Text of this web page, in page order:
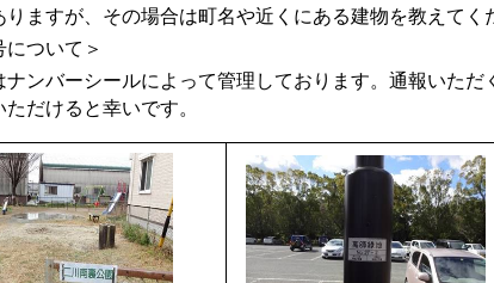
ますが、その場合は町名や近くにある建物を教えてく
について＞
ナンバーシールによって管理しております。通報いただ
だけると幸いです。